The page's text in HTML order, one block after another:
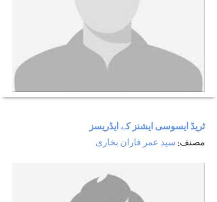
ٹریڈ ایسوسی ایشنز کے ایڈریسز
مصنف: سید عمر فاران بخاری